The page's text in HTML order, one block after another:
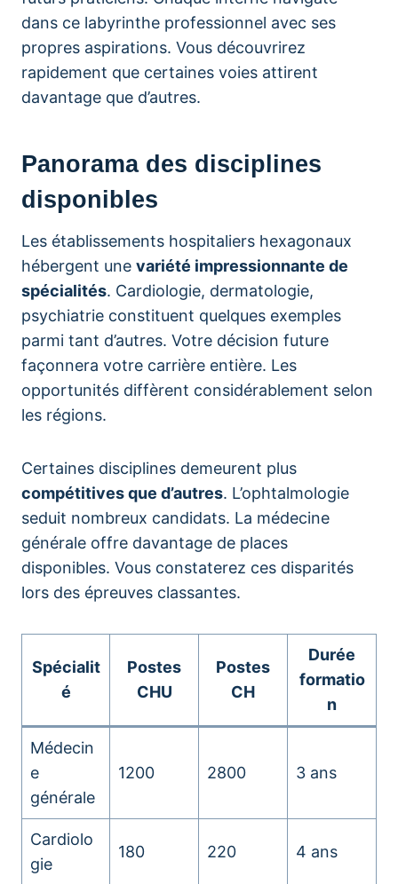
dans ce labyrinthe professionnel avec ses
propres aspirations. Vous découvrirez
rapidement que certaines voies attirent
davantage que d’autres.
Panorama des disciplines
disponibles
Les établissements hospitaliers hexagonaux
hébergent une variété impressionnante de
spécialités. Cardiologie, dermatologie,
psychiatrie constituent quelques exemples
parmi tant d’autres. Votre décision future
façonnera votre carrière entière. Les
opportunités diffèrent considérablement selon
les régions.
Certaines disciplines demeurent plus
compétitives que d’autres. L’ophtalmologie
seduit nombreux candidats. La médecine
générale offre davantage de places
disponibles. Vous constaterez ces disparités
lors des épreuves classantes.
Spécialit
é
Postes
CHU
Postes
CH
Durée
formatio
n
Médecin
e
générale
1200 2800 3 ans
Cardiolo
gie
180 220 4 ans